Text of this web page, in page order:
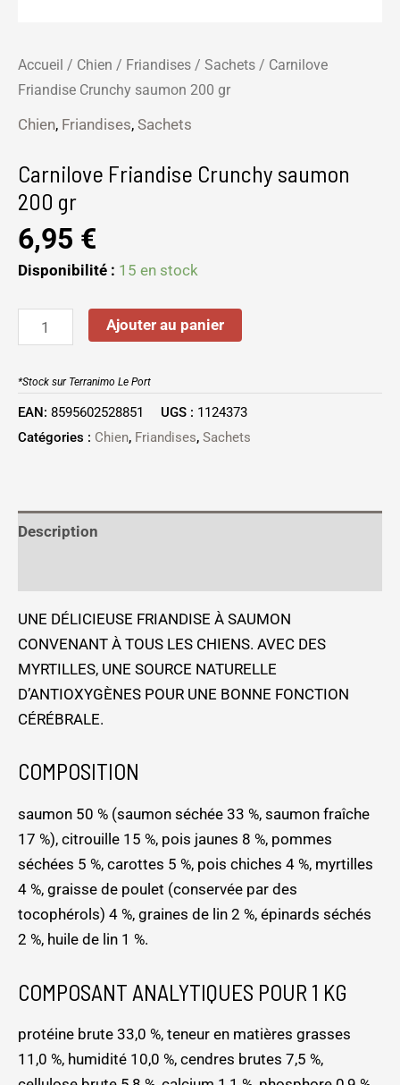
Accueil / Chien / Friandises / Sachets / Carnilove
Friandise Crunchy saumon 200 gr
Chien, Friandises, Sachets
Carnilove Friandise Crunchy saumon
200 gr
6,95 €
Disponibilité : 15 en stock
Ajouter au panier
*Stock sur Terranimo Le Port
EAN: 8595602528851 UGS : 1124373
Catégories : Chien, Friandises, Sachets
Description
UNE DÉLICIEUSE FRIANDISE À SAUMON
CONVENANT À TOUS LES CHIENS. AVEC DES
MYRTILLES, UNE SOURCE NATURELLE
D’ANTIOXYGÈNES POUR UNE BONNE FONCTION
CÉRÉBRALE.
COMPOSITION
saumon 50 % (saumon séchée 33 %, saumon fraîche
17 %), citrouille 15 %, pois jaunes 8 %, pommes
séchées 5 %, carottes 5 %, pois chiches 4 %, myrtilles
4 %, graisse de poulet (conservée par des
tocophérols) 4 %, graines de lin 2 %, épinards séchés
2 %, huile de lin 1 %.
COMPOSANT ANALYTIQUES POUR 1 KG
protéine brute 33,0 %, teneur en matières grasses
11,0 %, humidité 10,0 %, cendres brutes 7,5 %,